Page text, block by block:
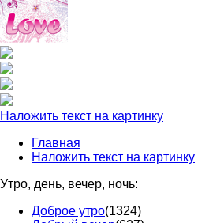
Наложить текст на картинку
Главная
Наложить текст на картинку
Утро, день, вечер, ночь:
Доброе утро(1324)